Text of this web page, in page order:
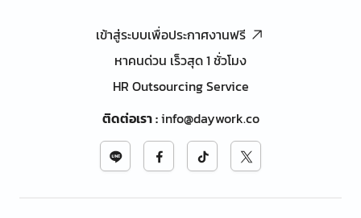
เข้าสู่ระบบเพื่อประกาศงานฟรี
หาคนด่วน เร็วสุด 1 ชั่วโมง
HR Outsourcing Service
ติดต่อเรา:info@daywork.co